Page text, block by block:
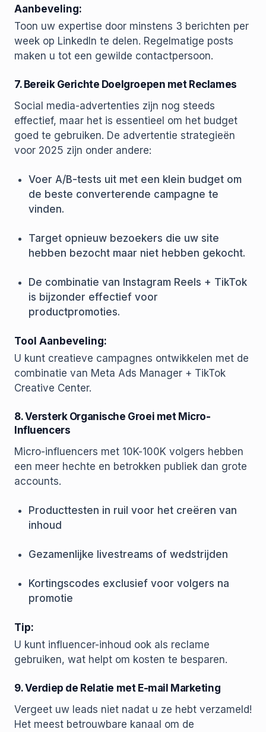
Aanbeveling:
Toon uw expertise door minstens 3 berichten per
week op LinkedIn te delen. Regelmatige posts
maken u tot een gewilde contactpersoon.
7. Bereik Gerichte Doelgroepen met Reclames
Social media-advertenties zijn nog steeds
effectief, maar het is essentieel om het budget
goed te gebruiken. De advertentie strategieën
voor 2025 zijn onder andere:
Voer A/B-tests uit met een klein budget om
de beste converterende campagne te
vinden.
Target opnieuw bezoekers die uw site
hebben bezocht maar niet hebben gekocht.
De combinatie van Instagram Reels + TikTok
is bijzonder effectief voor
productpromoties.
Tool Aanbeveling:
U kunt creatieve campagnes ontwikkelen met de
combinatie van Meta Ads Manager + TikTok
Creative Center.
8. Versterk Organische Groei met Micro-
Influencers
Micro-influencers met 10K-100K volgers hebben
een meer hechte en betrokken publiek dan grote
accounts.
Producttesten in ruil voor het creëren van
inhoud
Gezamenlijke livestreams of wedstrijden
Kortingscodes exclusief voor volgers na
promotie
Tip:
U kunt influencer-inhoud ook als reclame
gebruiken, wat helpt om kosten te besparen.
9. Verdiep de Relatie met E-mail Marketing
Vergeet uw leads niet nadat u ze hebt verzameld!
Het meest betrouwbare kanaal om de